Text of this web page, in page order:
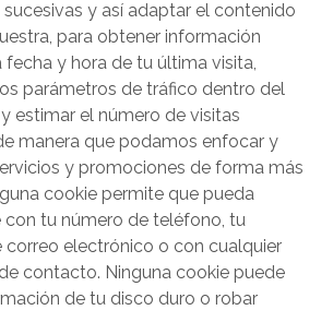
sucesivas y así adaptar el contenido
para obtener información
fecha y hora de tu última visita,
parámetros de tráfico dentro del
estimar el número de visitas
manera que podamos enfocar y
y promociones de forma más
cookie permite que pueda
tu número de teléfono, tu
correo electrónico o con cualquier
contacto. Ninguna cookie puede
de tu disco duro o robar